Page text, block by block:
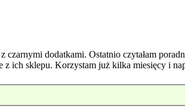
czarnymi dodatkami. Ostatnio czytałam
z ich sklepu. Korzystam już kilka miesięcy i